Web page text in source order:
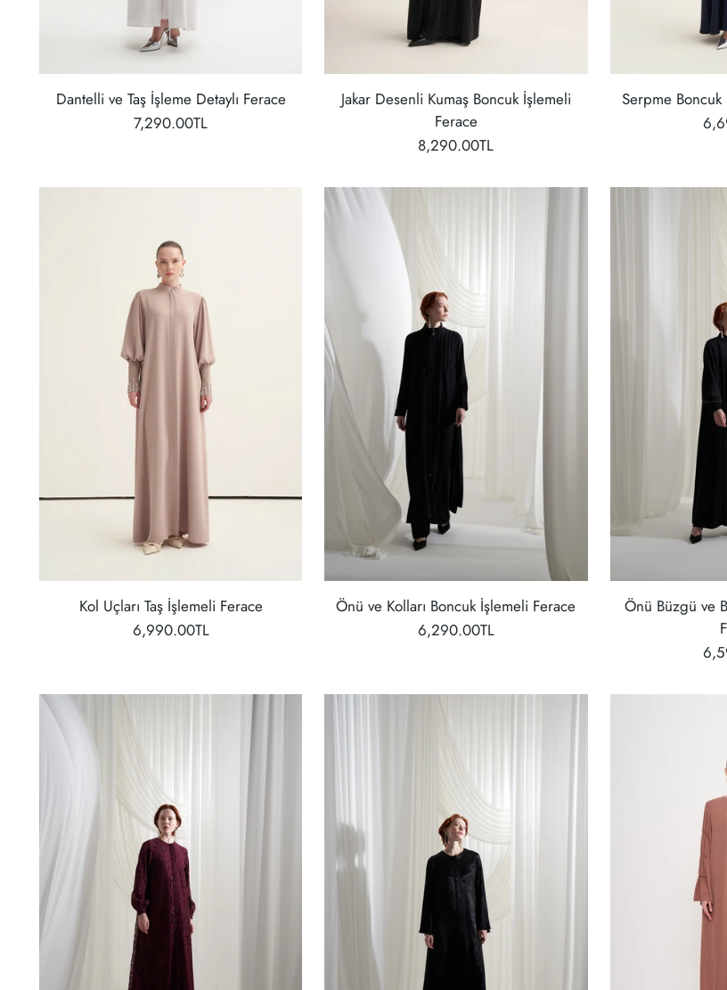
Dantelli ve Taş İşleme Detaylı Ferace
7,290.00TL
Jakar Desenli Kumaş Boncuk İşlemeli
Ferace
8,290.00TL
Serpme Boncuk
Kol Uçları Taş İşlemeli Ferace
6,990.00TL
Önü ve Kolları Boncuk İşlemeli Ferace
6,290.00TL
Önü Büzgü ve